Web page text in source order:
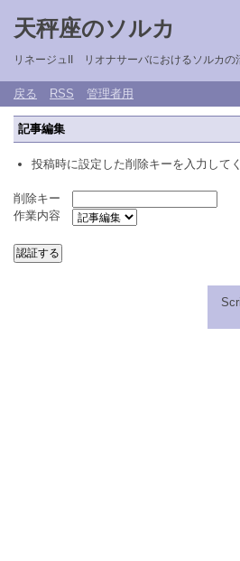
天秤座のソルカ
リネージュII リオナサーバにおけるソルカの
戻る RSS 管理者用
記事編集
投稿時に設定した削除キーを入力して
削除キー
作業内容